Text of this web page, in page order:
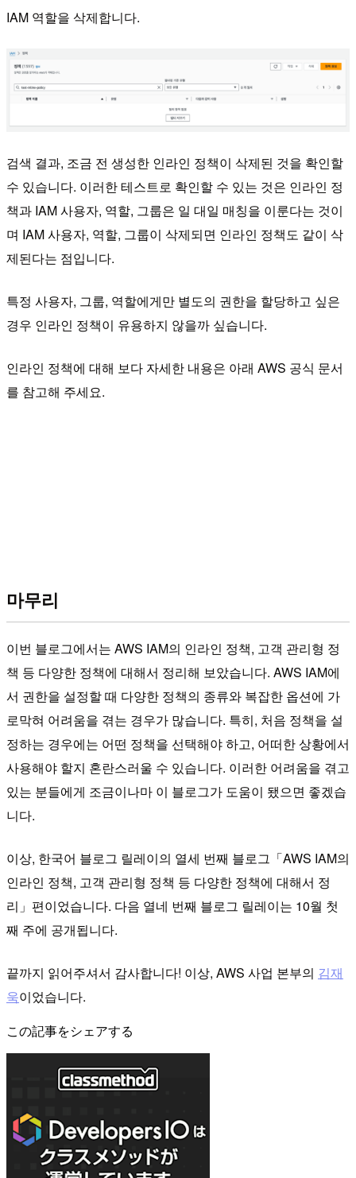
IAM 역할을 삭제합니다.
검색 결과, 조금 전 생성한 인라인 정책이 삭제된 것을 확인할
수 있습니다. 이러한 테스트로 확인할 수 있는 것은 인라인 정
책과 IAM 사용자, 역할, 그룹은 일 대일 매칭을 이룬다는 것이
며 IAM 사용자, 역할, 그룹이 삭제되면 인라인 정책도 같이 삭
제된다는 점입니다.
특정 사용자, 그룹, 역할에게만 별도의 권한을 할당하고 싶은
경우 인라인 정책이 유용하지 않을까 싶습니다.
인라인 정책에 대해 보다 자세한 내용은 아래 AWS 공식 문서
를 참고해 주세요.
마무리
이번 블로그에서는 AWS IAM의 인라인 정책, 고객 관리형 정
책 등 다양한 정책에 대해서 정리해 보았습니다. AWS IAM에
서 권한을 설정할 때 다양한 정책의 종류와 복잡한 옵션에 가
로막혀 어려움을 겪는 경우가 많습니다. 특히, 처음 정책을 설
정하는 경우에는 어떤 정책을 선택해야 하고, 어떠한 상황에서
사용해야 할지 혼란스러울 수 있습니다. 이러한 어려움을 겪고
있는 분들에게 조금이나마 이 블로그가 도움이 됐으면 좋겠습
니다.
이상, 한국어 블로그 릴레이의 열세 번째 블로그「AWS IAM의
인라인 정책, 고객 관리형 정책 등 다양한 정책에 대해서 정
리」편이었습니다. 다음 열네 번째 블로그 릴레이는 10월 첫
째 주에 공개됩니다.
끝까지 읽어주셔서 감사합니다! 이상, AWS 사업 본부의 김재
욱이었습니다.
この記事をシェアする